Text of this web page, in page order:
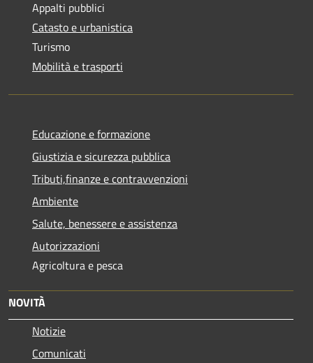
Appalti pubblici
Catasto e urbanistica
Turismo
Mobilità e trasporti
Educazione e formazione
Giustizia e sicurezza pubblica
Tributi,finanze e contravvenzioni
Ambiente
Salute, benessere e assistenza
Autorizzazioni
Agricoltura e pesca
NOVITÀ
Notizie
Comunicati